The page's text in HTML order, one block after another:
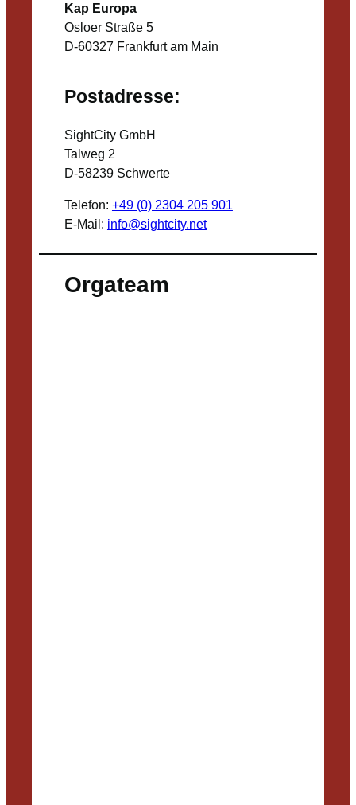
Kap Europa
Osloer Straße 5
D-60327 Frankfurt am Main
Postadresse:
SightCity GmbH
Talweg 2
D-58239 Schwerte
Telefon: +49 (0) 2304 205 901
E-Mail: info@sightcity.net
Orgateam